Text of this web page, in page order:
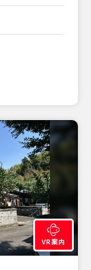
VR案内